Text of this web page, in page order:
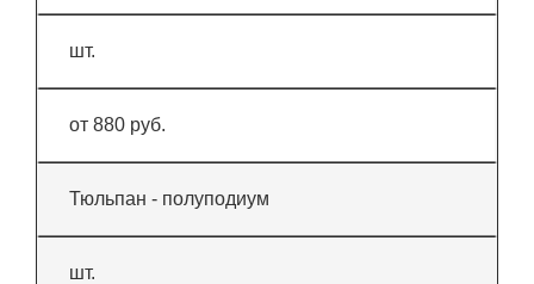
шт.
от 880 руб.
Тюльпан - полуподиум
шт.